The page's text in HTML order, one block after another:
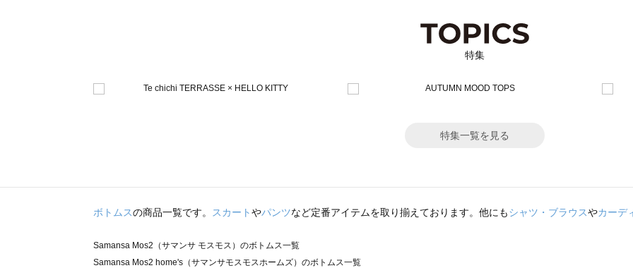
特集
特集一覧を見る
ボトムスの商品一覧です。 スカートやパンツなど定番アイテムを取り揃えております。他にもシャツ・ブラウスやカーデ
Samansa Mos2（サマンサ モスモス）のボトムス一覧
Samansa Mos2 home's（サマンサモスモスホームズ）のボトムス一覧